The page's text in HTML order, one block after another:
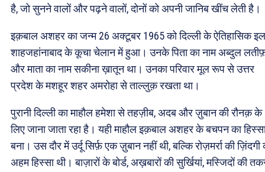
है, जो सुनने वालों और पढ़ने वालों, दोनों को अपनी जानिब खींच लेती है।
इक़बाल अशहर का जन्म 26 अक्टूबर 1965 को दिल्ली के ऐतिहासिक
शाहजहांनाबाद के कूचा चेलान में हुआ। उनके पिता का नाम अब्दुल
और माता का नाम सकीना ख़ातून था। उनका परिवार मूल रूप से उत्तर
प्रदेश के मशहूर शहर अमरोहा से ताल्लुक़ रखता था।
पुरानी दिल्ली का माहौल हमेशा से तहज़ीब, अदब और ज़ुबान की रौनक़ के
लिए जाना जाता रहा है। यही माहौल इक़बाल अशहर के बचपन का
बना। उस दौर में उर्दू सिर्फ़ एक ज़ुबान नहीं थी, बल्कि रोज़मर्रा की ज़िंदगी
अहम हिस्सा थी। बाज़ारों के बोर्ड, अख़बारों की सुर्खियां, मस्जिदों की